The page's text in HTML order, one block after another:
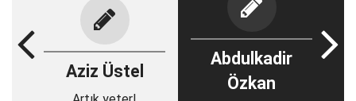
Aziz Üstel
Abdulkadir
Özkan